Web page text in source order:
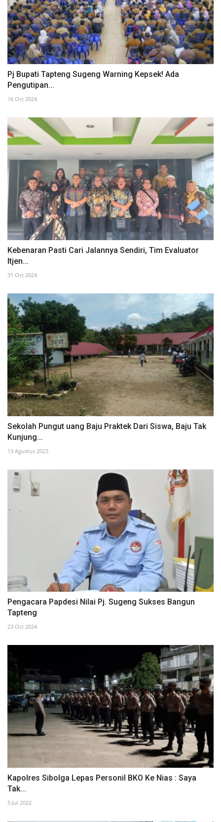
Pj Bupati Tapteng Sugeng Warning Kepsek! Ada
Pengutipan...
16 Oct 2024
Kebenaran Pasti Cari Jalannya Sendiri, Tim Evaluator
Itjen...
31 Oct 2024
Sekolah Pungut uang Baju Praktek Dari Siswa, Baju Tak
Kunjung...
13 Agustus 2023
Pengacara Papdesi Nilai Pj. Sugeng Sukses Bangun
Tapteng
23 Oct 2024
Kapolres Sibolga Lepas Personil BKO Ke Nias : Saya
Tak...
5 Jul 2022